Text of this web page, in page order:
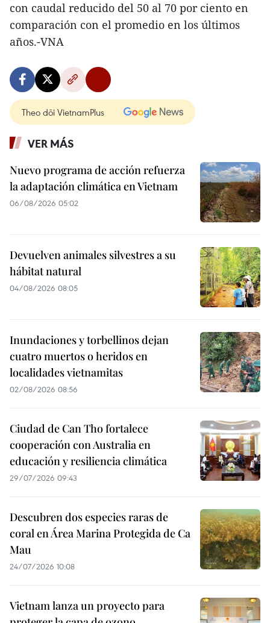
con caudal reducido del 50 al 70 por ciento en
comparación con el promedio en los últimos
años.-VNA
Theo dõi VietnamPlus
VER MÁS
Nuevo programa de acción refuerza
la adaptación climática en Vietnam
06/08/2026 05:02
Devuelven animales silvestres a su
hábitat natural
04/08/2026 08:05
Inundaciones y torbellinos dejan
cuatro muertos o heridos en
localidades vietnamitas
02/08/2026 08:56
Ciudad de Can Tho fortalece
cooperación con Australia en
educación y resiliencia climática
29/07/2026 09:43
Descubren dos especies raras de
coral en Área Marina Protegida de Ca
Mau
24/07/2026 10:08
Vietnam lanza un proyecto para